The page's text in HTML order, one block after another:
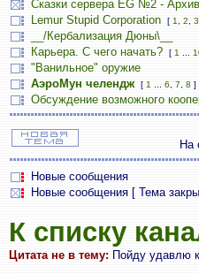
Сказки сервера EG №2 - Архив
Lemur Stupid Corporation
[ 1 2 3
__/Кербализация Дюны\__
Карьера. С чего начать?
[ 1
"Ванильное" оружие
АэроМун челендж
[ 1 6 7 8 ]
Обсуждение возможного
На
Новые сообщения
Новые сообщения [ Тема
К списку
Цитата не в тему: Пойду удавлю